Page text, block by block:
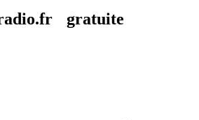
radio.fr gratuite